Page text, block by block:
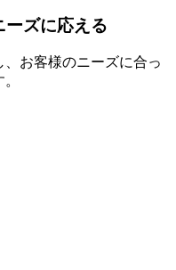
ーズに応える
お客様のニーズに合っ